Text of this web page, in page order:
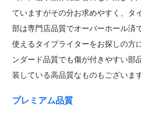
ていますがその分お求めやすく、タ
部は専門店品質でオーバーホール済
使えるタイプライターをお探しの方
ンダード品質でも傷が付きやすい部
装している高品質なものもございます
プレミアム品質